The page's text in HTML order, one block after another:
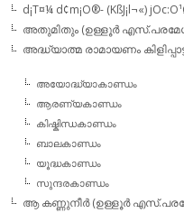
d¡T¤¼ d¢m¡O®- (KßJ¡l¬«)
അതുമിതും (ഉള്ളൂര്‍
അദ്ധ്യാത്മ രാമായണം
അയോദ്ധ്യാകാണ്ഡം
ആരണ്യകാണ്ഡം
കിഷ്കിന്ധകാണ്ഡം
ബാലകാണ്ഡം
യൂദ്ധകാണ്ഡം
സുന്ദരകാണ്ഡം
ആ കണ്ണുനീര്‍ (ഉള്ളൂര്‍